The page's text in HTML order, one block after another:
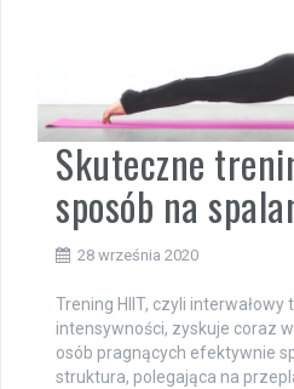
Skuteczne
sposób na
28 września 2020
Trening HIIT, czyli interwałowy
intensywności, zyskuje coraz
osób pragnących efektywnie
struktura, polegająca na